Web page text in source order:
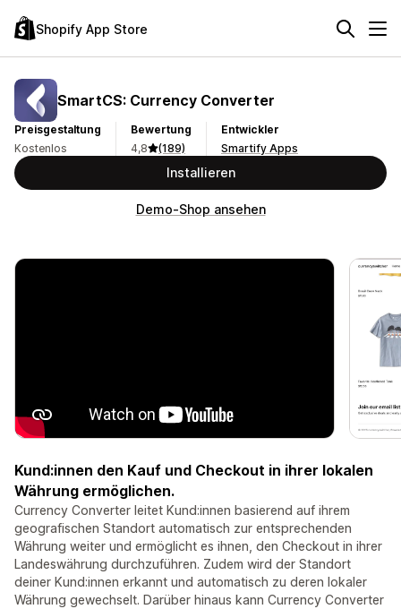
Shopify App Store
SmartCS: Currency Converter
Preisgestaltung
Kostenlos
Bewertung
4,8
(189)
Entwickler
Smartify Apps
Installieren
Demo-Shop ansehen
Kund:innen den Kauf und Checkout in ihrer lokalen
Währung ermöglichen.
Currency Converter leitet Kund:innen basierend auf ihrem
geografischen Standort automatisch zur entsprechenden
Währung weiter und ermöglicht es ihnen, den Checkout in ihrer
Landeswährung durchzuführen. Zudem wird der Standort
deiner Kund:innen erkannt und automatisch zu deren lokaler
Währung gewechselt. Darüber hinaus kann Currency Converter